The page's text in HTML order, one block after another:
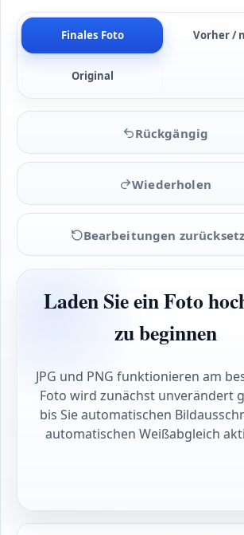
Finales Foto Vorher /
Original
Rückgängig
Wiederholen
Bearbeitungen
Laden Sie ein Foto
zu beginnen
JPG und PNG funktionieren am
Foto wird zunächst unverändert
bis Sie automatischen
automatischen Weißabgleich